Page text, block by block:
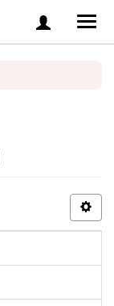
Zaloguj
się